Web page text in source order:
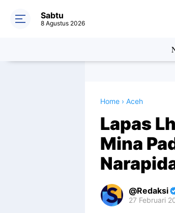
Sabtu
8 Agustus 2026
Home › Aceh
Lapas
Mina
Redaksi
27 Februari